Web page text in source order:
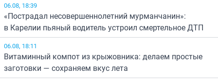
06.08, 18:39
«Пострадал несовершеннолетний мурманчанин»:
в Карелии пьяный водитель устроил смертельное ДТП
06.08, 18:11
Витаминный компот из крыжовника: делаем простые
заготовки — сохраняем вкус лета